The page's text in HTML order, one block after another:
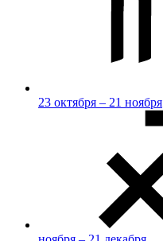
23 октября – 21 ноября